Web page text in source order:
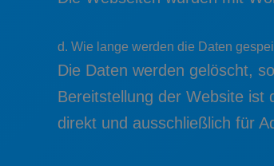
d. Wie lange werden die Daten
Die Daten werden gelöscht,
Bereitstellung der Website ist
direkt und ausschließlich für